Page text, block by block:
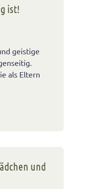
ist!
geistige
als Eltern
und